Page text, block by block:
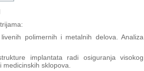
polimernih i metalnih delova. Analiza
implantata radi osiguranja visokog
sklopova.